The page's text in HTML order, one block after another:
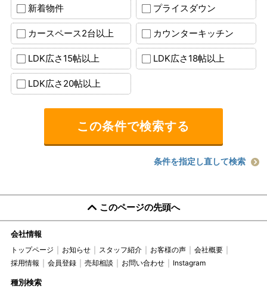
新着物件 プライスダウン
カースペース2台以上 カウンターキッチン
LDK広さ15帖以上 LDK広さ18帖以上
LDK広さ20帖以上
条件を指定し直して検索
このページの先頭へ
会社情報
トップページ お知らせ スタッフ紹介 お客様の声
会社概要
採用情報
会員登録 売却相談 お問い合わせ Instagram
種別検索